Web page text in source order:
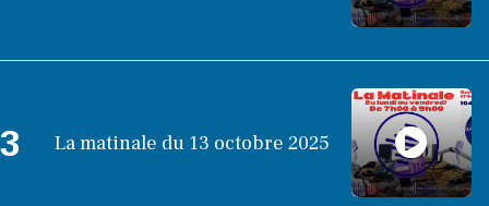
3 La matinale du 13 octobre 2025